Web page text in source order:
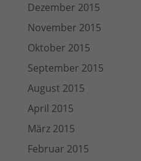
Dezember 2015
November 2015
Oktober 2015
September 2015
August 2015
April 2015
März 2015
Februar 2015